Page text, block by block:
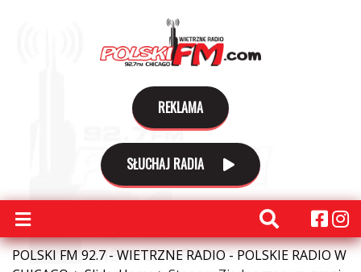
REKLAMA
SŁUCHAJ RADIA
POLSKI FM 92.7 - WIETRZNE RADIO - POLSKIE RADIO W